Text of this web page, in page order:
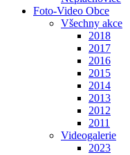
Foto-Video Obce
Všechny akce
2018
2017
2016
2015
2014
2013
2012
2011
Videogalerie
2023